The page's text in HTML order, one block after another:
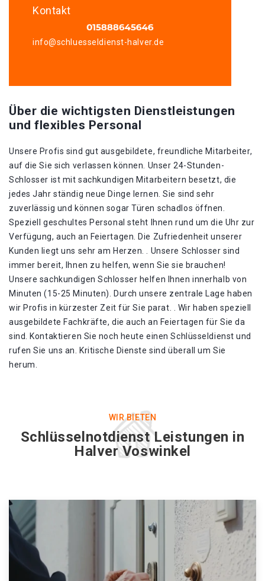
Kontakt
info@schluesseldienst-halver.de
Über die wichtigsten Dienstleistungen
und flexibles Personal
Unsere Profis sind gut ausgebildete, freundliche Mitarbeiter,
auf die Sie sich verlassen können. Unser 24-Stunden-
Schlosser ist mit sachkundigen Mitarbeitern besetzt, die
jedes Jahr ständig neue Dinge lernen. Sie sind sehr
zuverlässig und können sogar Türen schadlos öffnen.
Speziell geschultes Personal steht Ihnen rund um die Uhr zur
Verfügung, auch an Feiertagen. Die Zufriedenheit unserer
Kunden liegt uns sehr am Herzen. . Unsere Schlosser sind
immer bereit, Ihnen zu helfen, wenn Sie sie brauchen!
Unsere sachkundigen Schlosser helfen Ihnen innerhalb von
Minuten (15-25 Minuten). Durch unsere zentrale Lage haben
wir Profis in kürzester Zeit für Sie parat. . Wir haben speziell
ausgebildete Fachkräfte, die auch an Feiertagen für Sie da
sind. Kontaktieren Sie noch heute einen Schlüsseldienst und
rufen Sie uns an. Kritische Dienste sind überall um Sie
herum.
WIR BIETEN
Schlüsselnotdienst Leistungen in
Halver Voswinkel